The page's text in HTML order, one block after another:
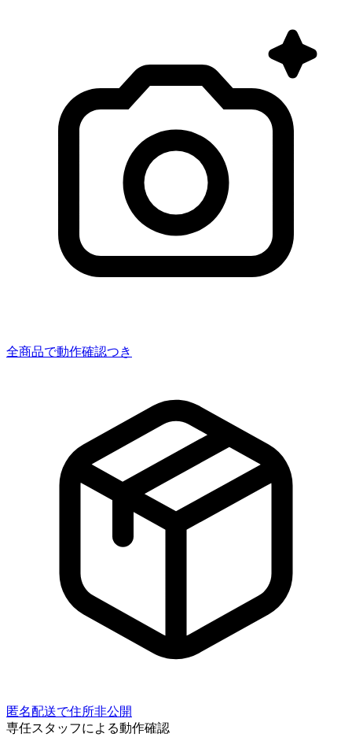
全商品で動作確認つき
匿名配送で住所非公開
専任スタッフによる動作確認